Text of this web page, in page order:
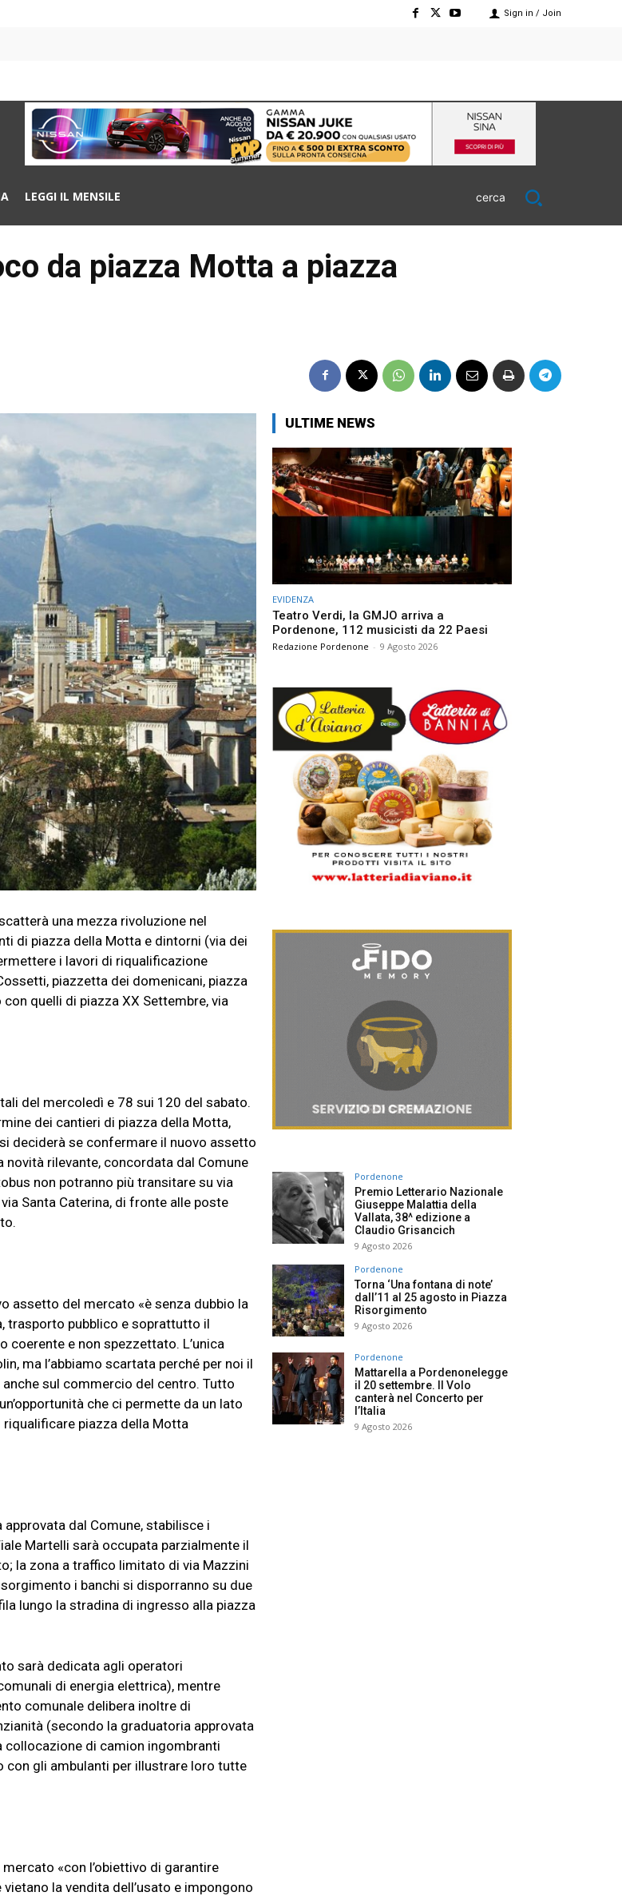
Sign in / Join
LEGGI IL MENSILE cerca
da piazza Motta a piazza
una mezza rivoluzione nel
di piazza della Motta e dintorni (via dei
i lavori di riqualificazione
piazzetta dei domenicani, piazza
quelli di piazza XX Settembre, via
del mercoledì e 78 sui 120 del sabato.
dei cantieri di piazza della Motta,
deciderà se confermare il nuovo assetto
novità rilevante, concordata dal Comune
non potranno più transitare su via
Santa Caterina, di fronte alle poste
assetto del mercato «è senza dubbio la
trasporto pubblico e soprattutto il
e non spezzettato. L’unica
ma l’abbiamo scartata perché per noi il
sul commercio del centro. Tutto
che ci permette da un lato
riqualificare piazza della Motta
dal Comune, stabilisce i
Martelli sarà occupata parzialmente il
la zona a traffico limitato di via Mazzini
i banchi si disporranno su due
lungo la stradina di ingresso alla piazza
sarà dedicata agli operatori
di energia elettrica), mentre
comunale delibera inoltre di
(secondo la graduatoria approvata
collocazione di camion ingombranti
con gli ambulanti per illustrare loro tutte
«con l’obiettivo di garantire
la vendita dell’usato e impongono
ULTIME NEWS
EVIDENZA
Teatro Verdi, la GMJO arriva a
Pordenone, 112 musicisti da 22 Paesi
Redazione Pordenone - 9 Agosto 2026
Pordenone
Premio Letterario Nazionale
Giuseppe Malattia della
Vallata, 38^ edizione a
Claudio Grisancich
9 Agosto 2026
Pordenone
Torna ‘Una fontana di note’
dall’11 al 25 agosto in Piazza
Risorgimento
9 Agosto 2026
Pordenone
Mattarella a Pordenonelegge
il 20 settembre. Il Volo
canterà nel Concerto per
l’Italia
9 Agosto 2026